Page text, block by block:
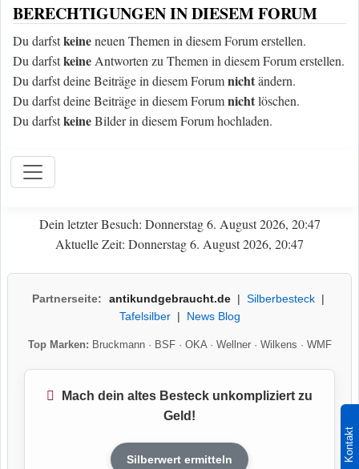
Kontakt
BERECHTIGUNGEN IN DIESEM FORUM
Du darfstkeineneuen Themen in diesem Forum erstellen.
Du darfstkeine Antworten zu Themen in diesem Forum erstellen.
Du darfst deine Beiträge in diesem Forumnichtändern.
Du darfst deine Beiträge in diesem Forumnichtlöschen.
Du darfstkeineBilder in diesem Forum hochladen.
Dein letzter Besuch: Donnerstag 6. August 2026, 20:47
Aktuelle Zeit: Donnerstag 6. August 2026, 20:47
Partnerseite: antikundgebraucht.de| Silberbesteck|
Tafelsilber| News Blog
Top Marken: Bruckmann· BSF· OKA· Wellner· Wilkens · WMF
Mach dein altes Besteck unkompliziert zu
Geld!
Silberwert ermitteln